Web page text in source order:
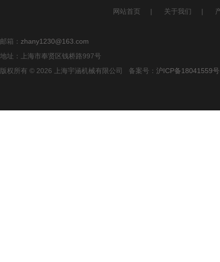
网站首页 | 关于我们 |
邮箱： zhany1230@163.com
地址：上海市奉贤区钱桥路997号
版权所有 © 2026 上海宇涵机械有限公司 备案号： 沪ICP备18041559